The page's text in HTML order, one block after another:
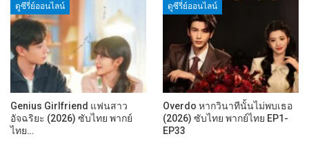
ดูซีรี่ย์ออนไลน์
Genius Girlfriend แฟนสาว
อัจฉริยะ (2026) ซับไทย พากย์
ไทย…
ดูซีรี่ย์ออนไลน์
Overdo หากวินาทีนั้นไม่พบเธอ
(2026) ซับไทย พากย์ไทย EP1-
EP33